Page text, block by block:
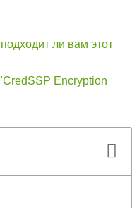
ли вам этот
Encryption